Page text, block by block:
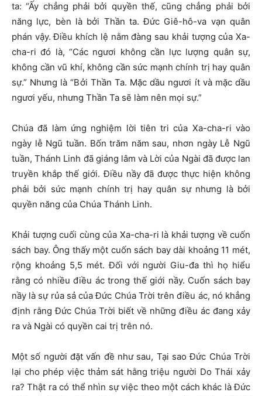
ta: “Ấy chẳng phải bởi quyền thế, cũng chẳng phải bởi
năng lực, bèn là bởi Thần ta. Đức Giê-hô-va vạn quân
phán vậy. Điều khích lệ nằm đàng sau khải tượng của Xa-
cha-ri đó là, “Các ngươi không cần lực lượng quân sự,
không cần vũ khí, không cần sức mạnh chính trị hay quân
sự.” Nhưng là “Bởi Thần Ta. Mặc dầu ngươi ít và mặc dầu
ngươi yếu, nhưng Thần Ta sẽ làm nên mọi sự.”
Chúa đã làm ứng nghiệm lời tiên tri của Xa-cha-ri vào
ngày lễ Ngũ tuần. Bốn trăm năm sau, nhơn ngày Lễ Ngũ
tuần, Thánh Linh đã giáng lâm và Lời của Ngài đã được lan
truyền khắp thế giới. Điều nầy đã được thực hiện không
phải bởi sức mạnh chính trị hay quân sự nhưng là bởi
quyền năng của Chúa Thánh Linh.
Khải tượng cuối cùng của Xa-cha-ri là khải tượng về cuốn
sách bay. Ông thấy một cuốn sách bay dài khoảng 11 mét,
rộng khoảng 5,5 mét. Đối với người Giu-đa thì họ hiểu
rằng có nhiều điều ác trong thế giới nầy. Cuốn sách bay
nầy là sự rủa sả của Đức Chúa Trời trên điều ác, nó khẳng
định rằng Đức Chúa Trời biết về những điều ác đang xảy
ra và Ngài có quyền cai trị trên nó.
Một số người đặt vấn đề như sau, Tại sao Đức Chúa Trời
lại cho phép việc thảm sát hằng triệu người Do Thái xảy
ra? Thật ra có thể nhìn sự việc theo một cách khác là Đức